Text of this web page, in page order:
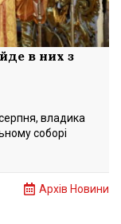
в них з
владика
соборі
Архів Новини